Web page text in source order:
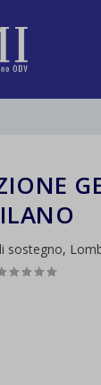
sostegno,